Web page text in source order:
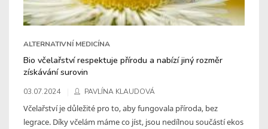
ALTERNATIVNÍ MEDICÍNA
Bio včelařství respektuje přírodu a nabízí jiný rozměr
získávání surovin
03.07.2024 PAVLÍNA KLAUDOVÁ
Včelařství je důležité pro to, aby fungovala příroda, bez
legrace. Díky včelám máme co jíst, jsou nedílnou součástí ekos